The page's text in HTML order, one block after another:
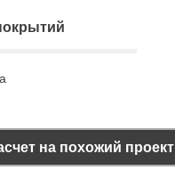
на похожий проект